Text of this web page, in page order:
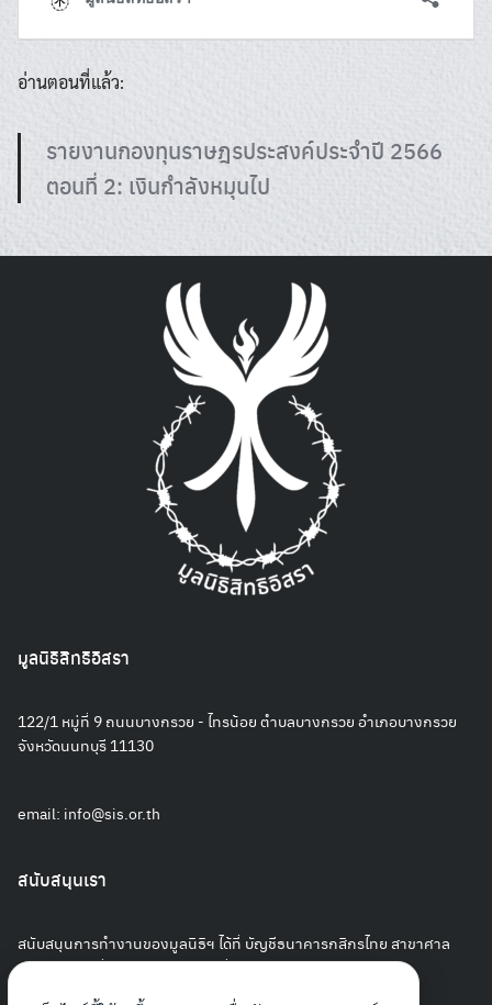
อ่านตอนที่แล้ว:
รายงานกองทุนราษฎรประสงค์ประจำปี 2566
ตอนที่ 2: เงินกำลังหมุนไป
มูลนิธิสิทธิอิสรา
122/1 หมู่ที่ 9 ถนนบางกรวย - ไทรน้อย ตำบลบางกรวย อำเภอบางกรวย
จังหวัดนนทบุรี 11130
email: info@sis.or.th
สนับสนุนเรา
สนับสนุนการทำงานของมูลนิธิฯ ได้ที่ บัญชีธนาคารกสิกรไทย สาขาศาล
ยุติธรรม เลขที่ 127-8-45854-3 ชื่อบัญชีมูลนิธิสิทธิอิสรา